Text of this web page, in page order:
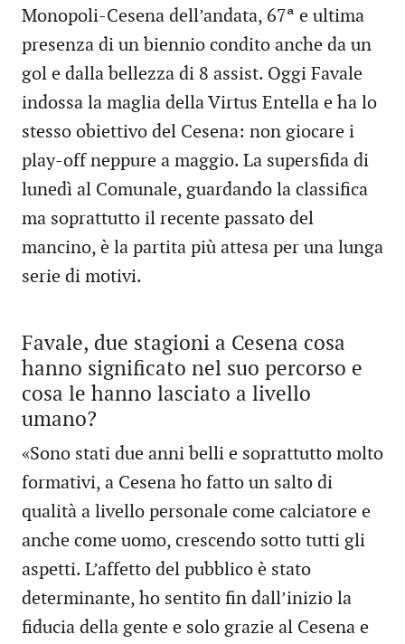
Monopoli-Cesena dell’andata, 67ª e ultima
presenza di un biennio condito anche da un
gol e dalla bellezza di 8 assist. Oggi Favale
indossa la maglia della Virtus Entella e ha lo
stesso obiettivo del Cesena: non giocare i
play-off neppure a maggio. La supersfida di
lunedì al Comunale, guardando la classifica
ma soprattutto il recente passato del
mancino, è la partita più attesa per una lunga
serie di motivi.
Favale, due stagioni a Cesena cosa
hanno significato nel suo percorso e
cosa le hanno lasciato a livello
umano?
«Sono stati due anni belli e soprattutto molto
formativi, a Cesena ho fatto un salto di
qualità a livello personale come calciatore e
anche come uomo, crescendo sotto tutti gli
aspetti. L’affetto del pubblico è stato
determinante, ho sentito fin dall’inizio la
fiducia della gente e solo grazie al Cesena e